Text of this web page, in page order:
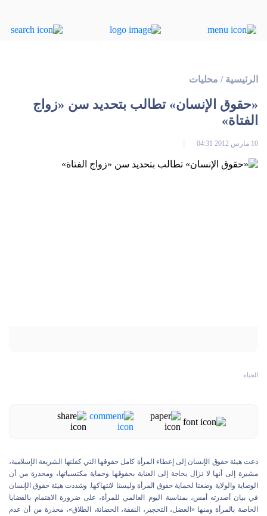
الرئيسية / محليات
«حقوق الإنسان» تطالب بتحديد سن «زواج
الفتاة»
10 مارس 2012 04:31
الحياة
دعت هيئة حقوق الإنسان إلى إعطاء المرأة كامل حقوقها التي كفلتها الشريعة الإسلامية،
مشيرة إلى أنها لا تزال بحاجة إلى العناية بحقوقها وحماية مكتسباتها، ومحذرة من أن
الوصاية والولاية وضعتا لحماية حقوق المرأة وليستا لانتهاكها. وشددت هيئة حقوق الإنسان
في بيان أصدرته أمس، بمناسبة اليوم العالمي للمرأة، على ضرورة الاهتمام بالقضايا
الخاصة بالمرأة ومنها «العضل، التحجير، النفقة، الحضانة، الطلاق»، محذرة من أن عدم